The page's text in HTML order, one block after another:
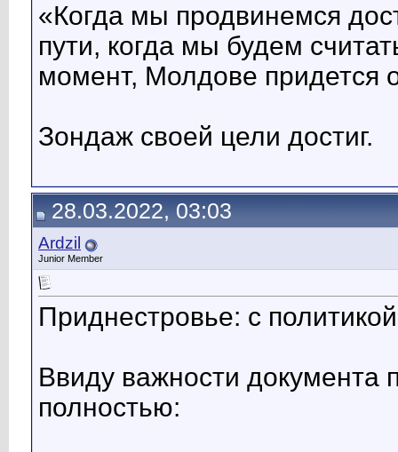
«Когда мы продвинемся
пути, когда мы будем
момент, Молдове придется
Зондаж своей цели достиг.
28.03.2022, 03:03
Ardzil
Junior Member
Приднестровье: с
Ввиду важности документа
полностью: